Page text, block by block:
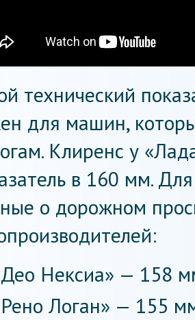
технический
для машин,
Клиренс у
в 160 мм.
о дорожном
Нексиа» — 158
Логан» — 155